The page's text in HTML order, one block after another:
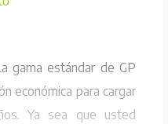
gama estándar de GP
económica para cargar
Ya sea que usted